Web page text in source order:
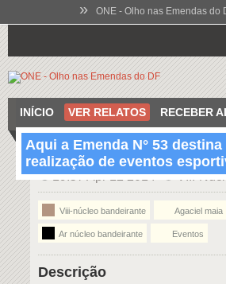
» ONE - Olho nas Emendas do
INÍCIO VER RELATOS RECEBER
Aqui a Emenda N° 53
realização de eventos
19:57 Apr 12 2014 VIII-
Viii-núcleo bandeirante Agaciel maia
Ar núcleo bandeirante Eventos
Descrição